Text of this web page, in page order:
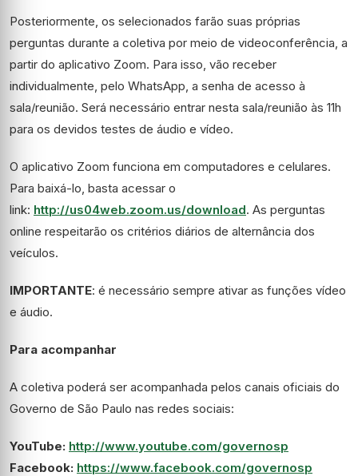
Posteriormente, os selecionados farão suas próprias
perguntas durante a coletiva por meio de videoconferência, a
partir do aplicativo Zoom. Para isso, vão receber
individualmente, pelo WhatsApp, a senha de acesso à
sala/reunião. Será necessário entrar nesta sala/reunião às 11h
para os devidos testes de áudio e vídeo.
O aplicativo Zoom funciona em computadores e celulares.
Para baixá-lo, basta acessar o
link: http://us04web.zoom.us/download. As perguntas
online respeitarão os critérios diários de alternância dos
veículos.
IMPORTANTE: é necessário sempre ativar as funções vídeo
e áudio.
Para acompanhar
A coletiva poderá ser acompanhada pelos canais oficiais do
Governo de São Paulo nas redes sociais:
YouTube: http://www.youtube.com/governosp
Facebook: https://www.facebook.com/governosp